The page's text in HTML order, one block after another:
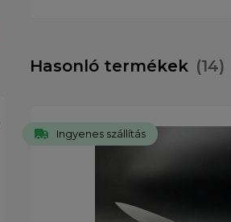
Hasonló termékek (14)
Ingyenes szállítás